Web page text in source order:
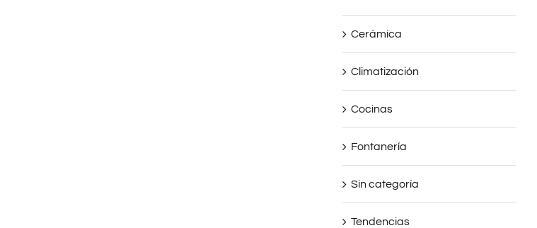
Cerámica
Climatización
Cocinas
Fontanería
Sin categoría
Tendencias